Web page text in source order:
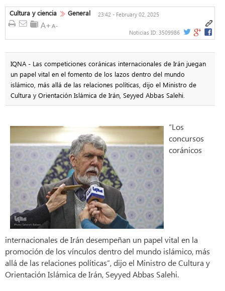
Cultura y ciencia General 23:42 - February 02, 2025
Noticias ID: 3509986
IQNA - Las competiciones coránicas internacionales de Irán juegan
un papel vital en el fomento de los lazos dentro del mundo
islámico, más allá de las relaciones políticas, dijo el Ministro de
Cultura y Orientación Islámica de Irán, Seyyed Abbas Salehi.
“Los
concursos
coránicos
internacionales de Irán desempeñan un papel vital en la
promoción de los vínculos dentro del mundo islámico, más
allá de las relaciones políticas”, dijo el Ministro de Cultura y
Orientación Islámica de Irán, Seyyed Abbas Salehi.